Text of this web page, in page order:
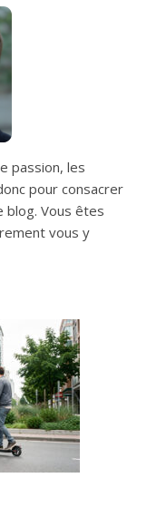
passion, les
pour consacrer
blog. Vous êtes
vous y